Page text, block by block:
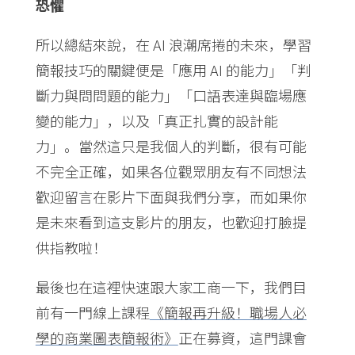
恐懼
所以總結來說，在 AI 浪潮席捲的未來，學習
簡報技巧的關鍵便是「應用 AI 的能力」「判
斷力與問問題的能力」「口語表達與臨場應
變的能力」，以及「真正扎實的設計能
力」。當然這只是我個人的判斷，很有可能
不完全正確，如果各位觀眾朋友有不同想法
歡迎留言在影片下面與我們分享，而如果你
是未來看到這支影片的朋友，也歡迎打臉提
供指教啦！
最後也在這裡快速跟大家工商一下，我們目
前有一門線上課程 《簡報再升級！職場人必
學的商業圖表簡報術》 正在募資，這門課會